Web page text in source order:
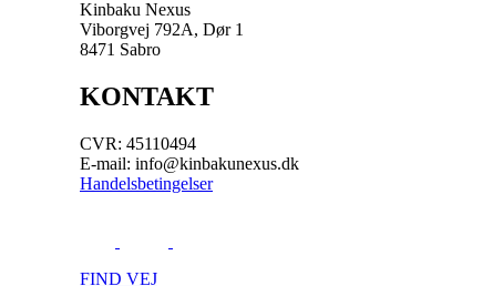
Kinbaku Nexus
Viborgvej 792A, Dør 1
8471 Sabro
KONTAKT
CVR: 45110494
E-mail: info@kinbakunexus.dk
Handelsbetingelser
FIND VEJ